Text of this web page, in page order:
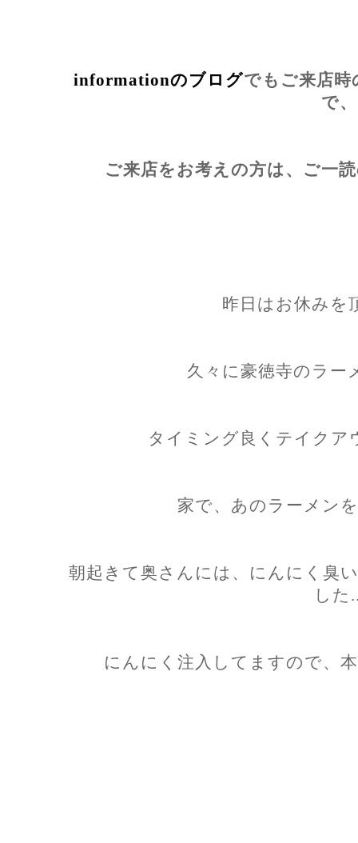
informationのブログでもご来店
で、
ご来店をお考えの方は、ご一
昨日はお休みを
久々に豪徳寺のラー
タイミング良くテイクア
家で、あのラーメン
朝起きて奥さんには、にんにく臭
した
にんにく注入してますので、